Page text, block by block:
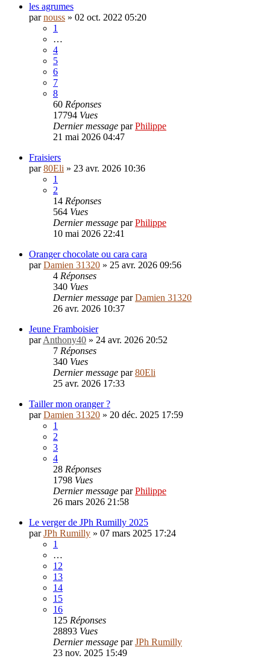
les agrumes
parnouss » 02 oct. 2022 05:20
1
…
4
5
6
7
8
60 Réponses
17794 Vues
Dernier message parPhilippe
21 mai 2026 04:47
Fraisiers
par80Eli » 23 avr. 2026 10:36
1
2
14 Réponses
564 Vues
Dernier message parPhilippe
10 mai 2026 22:41
Oranger chocolate ou cara cara
parDamien 31320 » 25 avr. 2026 09:56
4 Réponses
340 Vues
Dernier message parDamien 31320
26 avr. 2026 10:37
Jeune Framboisier
parAnthony40 » 24 avr. 2026 20:52
7 Réponses
340 Vues
Dernier message par80Eli
25 avr. 2026 17:33
Tailler mon oranger ?
parDamien 31320 » 20 déc. 2025 17:59
1
2
3
4
28 Réponses
1798 Vues
Dernier message parPhilippe
26 mars 2026 21:58
Le verger de JPh Rumilly 2025
parJPh Rumilly » 07 mars 2025 17:24
1
…
12
13
14
15
16
125 Réponses
28893 Vues
Dernier message parJPh Rumilly
23 nov. 2025 15:49